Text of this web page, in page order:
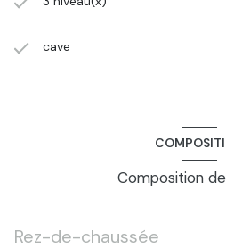
cave
Composition
Rez-de-chaussée